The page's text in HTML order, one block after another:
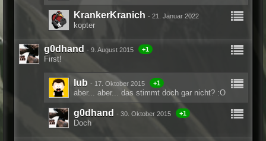
KrankerKranich -21. Januar 2022
kopter
g0dhand -9. August 2015 +1
First!
lub - 17. Oktober 2015 +1
aber... aber... das stimmt doch gar nicht? :O
g0dhand -30. Oktober 2015 +1
Doch